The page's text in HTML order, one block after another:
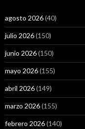
agosto 2026(40)
julio 2026(150)
junio 2026(150)
mayo 2026(155)
abril 2026(149)
marzo 2026(155)
febrero 2026(140)